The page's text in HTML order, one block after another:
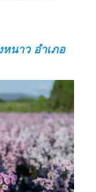
นาว อำเภอ